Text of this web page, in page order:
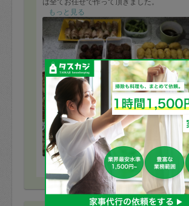
レパートリーが多く、味付けも全部美味しい
も楽しみです♪
また、次回も宜しくお願い致します🤲
もっと見る
※依頼者の依頼当時の主観